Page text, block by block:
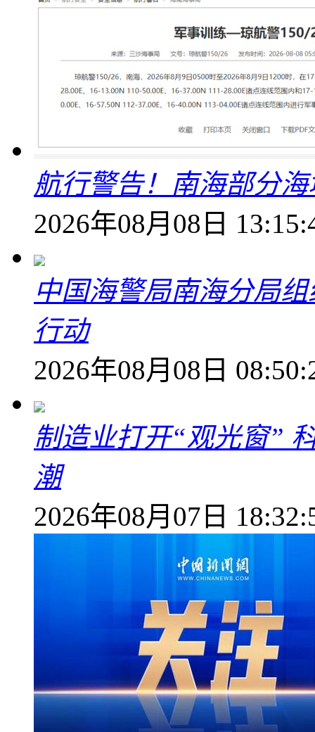
航行警告！南海部分
2026年08月08日
中国海警局南海分局
行动
2026年08月08日
制造业打开“观光窗”
潮
2026年08月07日